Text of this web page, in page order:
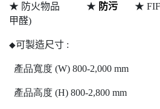
★ 防火物品 ★ 防污 ★ FIF
甲醛)
◆可製造尺寸 :
產品寬度 (W) 800-2,000 mm
產品高度 (H) 800-2,800 mm